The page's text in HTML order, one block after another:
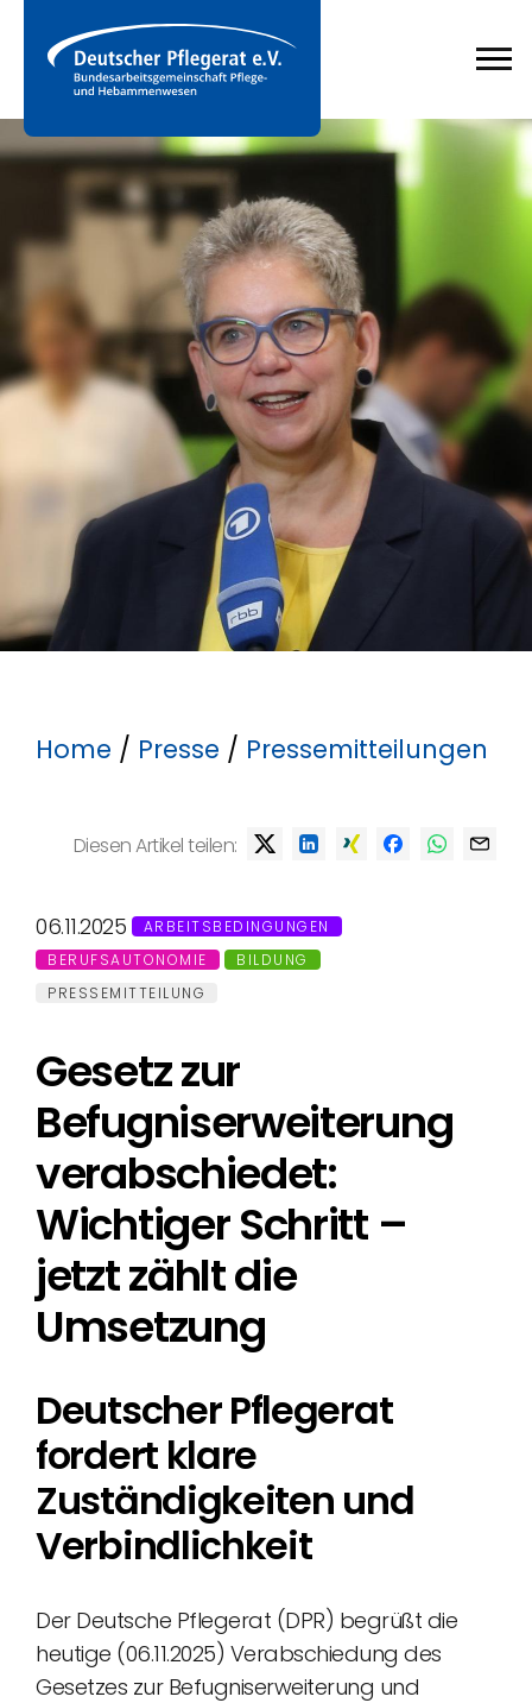
Home / Presse / Pressemitteilungen
Diesen Artikel teilen:
06.11.2025
ARBEITSBEDINGUNGEN
BERUFSAUTONOMIE
BILDUNG
PRESSEMITTEILUNG
Gesetz zur
Befugniserweiterung
verabschiedet:
Wichtiger Schritt –
jetzt zählt die
Umsetzung
Deutscher Pflegerat
fordert klare
Zuständigkeiten und
Verbindlichkeit
Der Deutsche Pflegerat (DPR) begrüßt die
heutige (06.11.2025) Verabschiedung des
Gesetzes zur Befugniserweiterung und